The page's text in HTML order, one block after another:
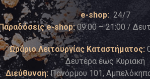
e-shop: 24/7
e-shop:09:00 – 21:00 /
Ωράριο Λειτουργίας Καταστήματος:
Δευτέρα έως Κυριακή
Διεύθυνση: Πανόρμου 101,